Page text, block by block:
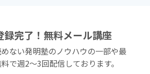
録完了！無料メール講座
ない発明塾のノウハウの一部や最
で週2〜3回配信しております。